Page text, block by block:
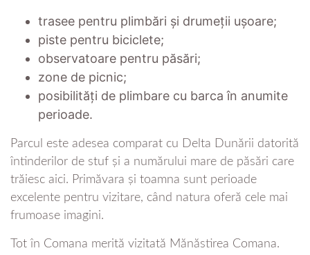
trasee pentru plimbări și drumeții ușoare;
piste pentru biciclete;
observatoare pentru păsări;
zone de picnic;
posibilități de plimbare cu barca în anumite
perioade.
Parcul este adesea comparat cu Delta Dunării datorită
întinderilor de stuf și a numărului mare de păsări care
trăiesc aici. Primăvara și toamna sunt perioade
excelente pentru vizitare, când natura oferă cele mai
frumoase imagini.
Tot în Comana merită vizitată Mănăstirea Comana.